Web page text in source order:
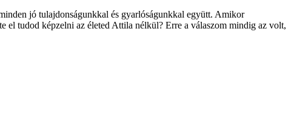
jó tulajdonságunkkal és gyarlóságunkkal együtt. Amikor
el tudod képzelni az életed Attila nélkül? Erre a válaszom mindig az volt,